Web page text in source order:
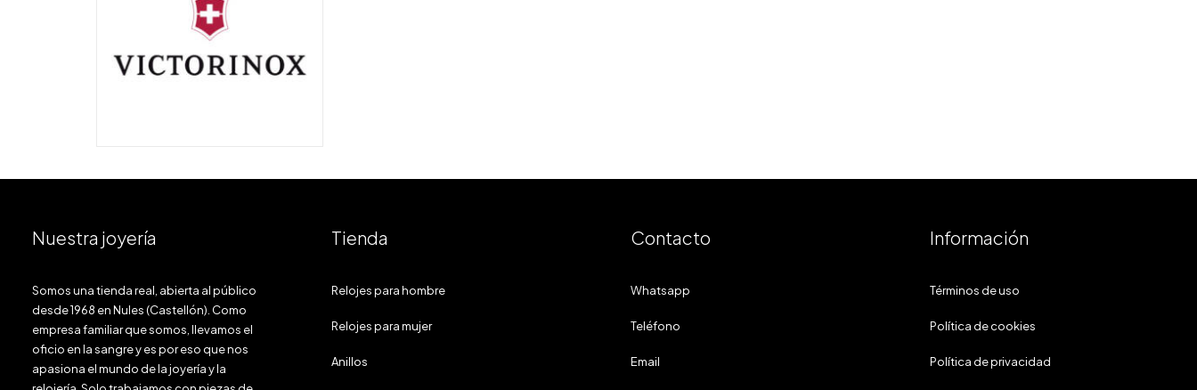
Nuestra joyería
Somos una tienda real, abierta al público
desde 1968 en Nules (Castellón). Como
empresa familiar que somos, llevamos el
oficio en la sangre y es por eso que nos
apasiona el mundo de la joyería y la
Tienda
Relojes para hombre
Relojes para mujer
Anillos
Contacto
Whatsapp
Teléfono
Email
Información
Términos de uso
Política de cookies
Política de privacidad